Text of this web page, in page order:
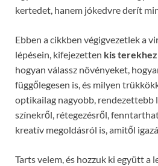
kertedet, hanem jókedvre derít
Ebben a cikkben végigvezetlek a
lépésein, kifejezetten kis
hogyan válassz növényeket,
függőlegesen is, és milyen
optikailag nagyobb, rendezettebb
színekről, rétegezésről,
kreatív megoldásról is, amitől
Tarts velem, és hozzuk ki együtt a